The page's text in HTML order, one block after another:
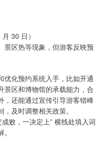
30 日）
景区热等现象，但游客反映预
优化预约系统入手，比如开通
景区和博物馆的承载能力，合
，还能通过宣传引导游客错峰
及时调整相关政策。
败，一决定上” 横线处填入词